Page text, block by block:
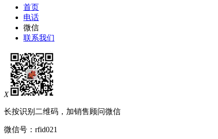
首页
电话
微信
联系我们
X
长按识别二维码，加销售顾问微信
微信号： rfid021